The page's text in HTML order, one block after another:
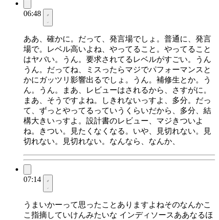
06:48
ああ、確かに。だって、発言場でしょ。普通に、発言
場で。レベル高いよね、やってること。やってること
はヤバい。うん。要求されてるレベルがすごい。うん
うん。だってね、ミスったらマジでパフォーマンスと
かにガッツリ影響出るでしょ。うん。補修生とか。う
ん。うん。まあ、レビューはされるから、さすがに。
まあ、そうですよね。しきれないっすよ、多分。だっ
て、ずっとやってるっていうくらいだから、多分、結
構大きいっすよ。設計書のレビュー、マジきついよ
ね。きつい。見たくなくなる。いや、見切れない。見
切れない。見切れない。なんなら、なんか、
07:14
うまいかーって思ったことありますよねそのなんかこ
こ指摘していけんみたいな インディソースああなるほ